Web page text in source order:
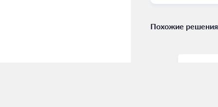
Похожие решения